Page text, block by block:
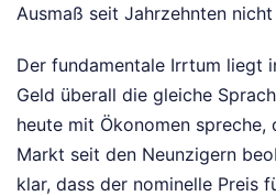
Ausmaß seit Jahrzehnten
Der fundamentale Irrtum liegt
Geld überall die gleiche
heute mit Ökonomen
Markt seit den Neunzigern
klar, dass der nominelle Preis